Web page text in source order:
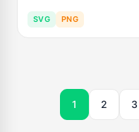
SVG PNG
1 2 3